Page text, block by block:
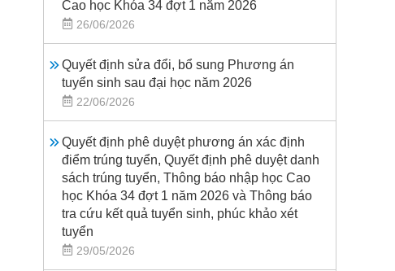
Cao học Khóa 34 đợt 1 năm 2026
26/06/2026
Quyết định sửa đổi, bổ sung Phương án
tuyển sinh sau đại học năm 2026
22/06/2026
Quyết định phê duyệt phương án xác định
điểm trúng tuyển, Quyết định phê duyệt danh
sách trúng tuyển, Thông báo nhập học Cao
học Khóa 34 đợt 1 năm 2026 và Thông báo
tra cứu kết quả tuyển sinh, phúc khảo xét
tuyển
29/05/2026